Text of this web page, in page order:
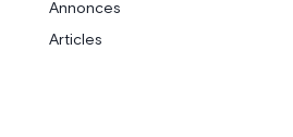
Annonces
Articles